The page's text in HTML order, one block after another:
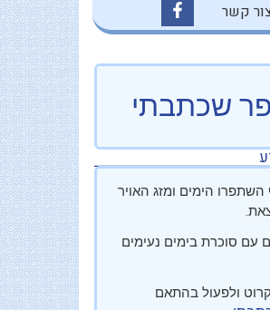
קשר
c
b
o
k
f
שכתבתי
השתפרו הימים ומזג האויר
עם סוכרת בימים נעימים
ולפעול בהתאם